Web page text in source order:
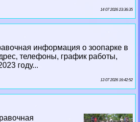
14 07 2026 23:36:35
информация о зоопарке в
телефоны, график работы,
году...
13 07 2026 16:42:52